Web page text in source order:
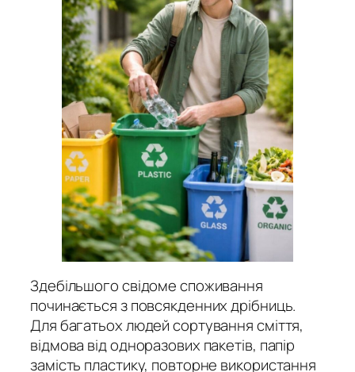
Здебільшого свідоме споживання
починається з повсякденних дрібниць.
Для багатьох людей сортування сміття,
відмова від одноразових пакетів, папір
замість пластику, повторне використання